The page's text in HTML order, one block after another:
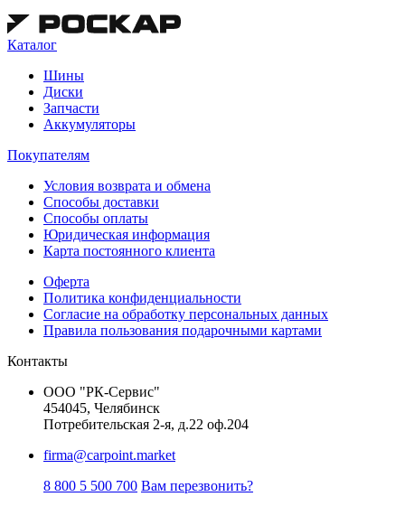
Каталог
Шины
Диски
Запчасти
Аккумуляторы
Покупателям
Условия возврата и обмена
Способы доставки
Способы оплаты
Юридическая информация
Карта постоянного клиента
Оферта
Политика конфиденциальности
Согласие на обработку персональных данных
Правила пользования подарочными картами
Контакты
ООО "РК-Сервис"
454045, Челябинск
Потребительская 2-я, д.22 оф.204
firma@carpoint.market
8 800 5 500 700 Вам перезвонить?